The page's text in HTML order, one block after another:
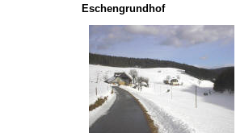
Eschengrundhof